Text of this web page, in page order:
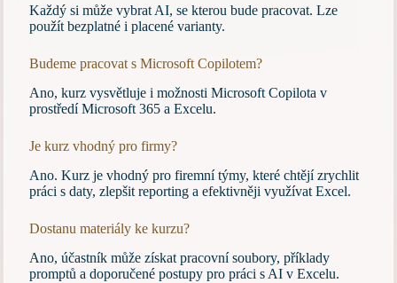
Každý si může vybrat AI, se kterou bude pracovat. Lze
použít bezplatné i placené varianty.
Budeme pracovat s Microsoft Copilotem?
Ano, kurz vysvětluje i možnosti Microsoft Copilota v
prostředí Microsoft 365 a Excelu.
Je kurz vhodný pro firmy?
Ano. Kurz je vhodný pro firemní týmy, které chtějí zrychlit
práci s daty, zlepšit reporting a efektivněji využívat Excel.
Dostanu materiály ke kurzu?
Ano, účastník může získat pracovní soubory, příklady
promptů a doporučené postupy pro práci s AI v Excelu.